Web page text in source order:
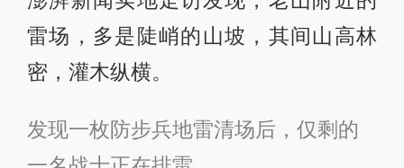
雷场，多是陡峭的山坡，其间山高林
密，灌木纵横。
发现一枚防步兵地雷清场后，仅剩的